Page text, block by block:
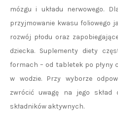
mózgu i układu nerwowego.
przyjmowanie kwasu foliowego
rozwój płodu oraz
dziecka. Suplementy diety
formach – od tabletek po płyny
w wodzie. Przy wyborze
zwrócić uwagę na jego skład
składników aktywnych.